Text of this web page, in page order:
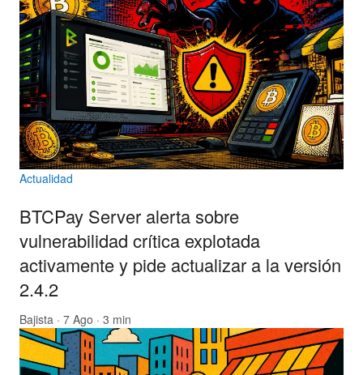
Actualidad
BTCPay Server alerta sobre
vulnerabilidad crítica explotada
activamente y pide actualizar a la versión
2.4.2
Bajista · 7 Ago · 3 min